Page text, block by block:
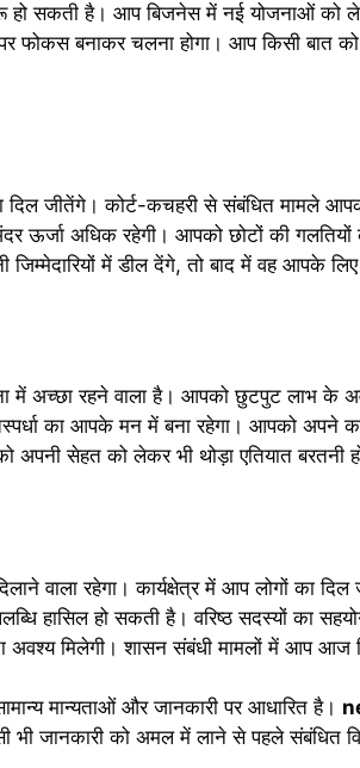
हो सकती है। आप बिजनेस में नई योजनाओं को
फोकस बनाकर चलना होगा। आप किसी बात
दिल जीतेंगे। कोर्ट-कचहरी से संबंधित मामले
ऊर्जा अधिक रहेगी। आपको छोटों की गलतियों
में डील देंगे, तो बाद में वह आपके लिए
में अच्छा रहने वाला है। आपको छुटपुट लाभ के
का आपके मन में बना रहेगा। आपको अपने
सेहत को लेकर भी थोड़ा एतियात बरतनी
वाला रहेगा। कार्यक्षेत्र में आप लोगों का
हासिल हो सकती है। वरिष्ठ सदस्यों का
अवश्य मिलेगी। शासन संबंधी मामलों में आप आज
मान्यताओं और जानकारी पर आधारित है।
भी जानकारी को अमल में लाने से पहले संबंधित